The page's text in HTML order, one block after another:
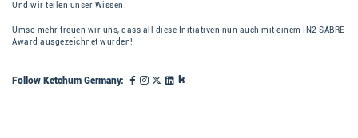
Und wir teilen unser Wissen.
Umso mehr freuen wir uns, dass all diese Initiativen nun auch mit einem IN2 SABRE
Award ausgezeichnet wurden!
Follow Ketchum Germany: